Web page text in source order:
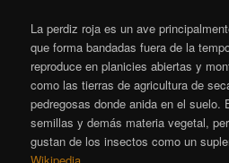
La perdiz roja es un ave
que forma bandadas fuera de la
reproduce en planicies abiertas y
como las tierras de agricultura de
pedregosas donde anida en el suelo.
semillas y demás materia vegetal,
gustan de los insectos como un
Wikipedia